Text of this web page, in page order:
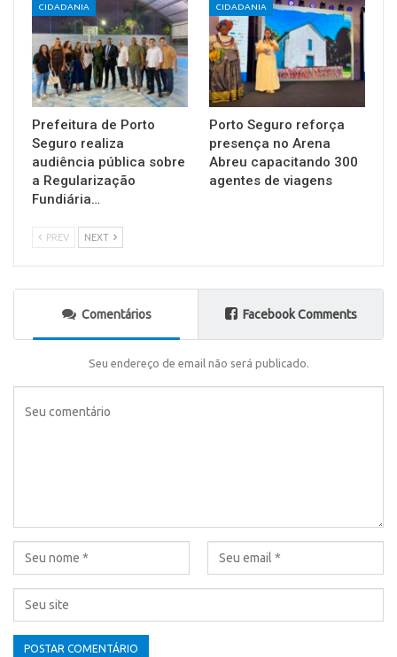
CIDADANIA
Prefeitura de Porto
Seguro realiza
audiência pública sobre
a Regularização
Fundiária…
CIDADANIA
Porto Seguro reforça
presença no Arena
Abreu capacitando 300
agentes de viagens
PREV NEXT
Comentários Facebook Comments
Seu endereço de email não será publicado.